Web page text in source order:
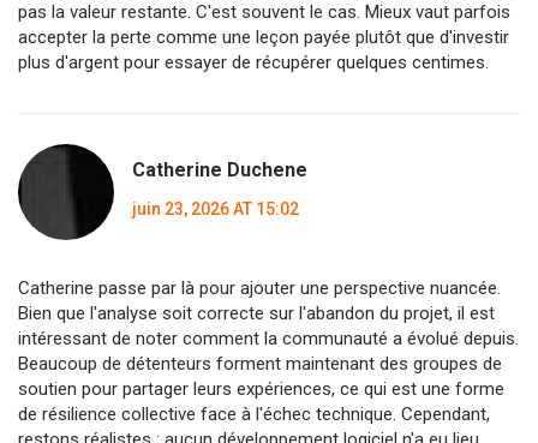
pas la valeur restante. C'est souvent le cas. Mieux vaut parfois
accepter la perte comme une leçon payée plutôt que d'investir
plus d'argent pour essayer de récupérer quelques centimes.
Catherine Duchene
juin 23, 2026 AT 15:02
Catherine passe par là pour ajouter une perspective nuancée.
Bien que l'analyse soit correcte sur l'abandon du projet, il est
intéressant de noter comment la communauté a évolué depuis.
Beaucoup de détenteurs forment maintenant des groupes de
soutien pour partager leurs expériences, ce qui est une forme
de résilience collective face à l'échec technique. Cependant,